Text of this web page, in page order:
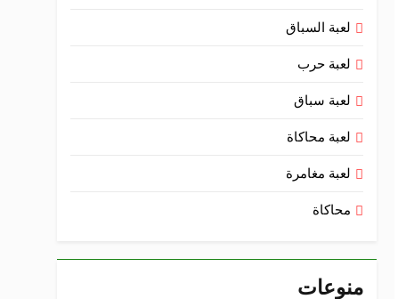
لعبة السباق
لعبة حرب
لعبة سباق
لعبة محاكاة
لعبة مغامرة
محاكاة
منوعات